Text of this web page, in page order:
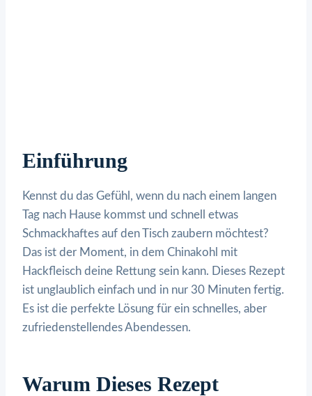
Einführung
Kennst du das Gefühl, wenn du nach einem langen
Tag nach Hause kommst und schnell etwas
Schmackhaftes auf den Tisch zaubern möchtest?
Das ist der Moment, in dem Chinakohl mit
Hackfleisch deine Rettung sein kann. Dieses Rezept
ist unglaublich einfach und in nur 30 Minuten fertig.
Es ist die perfekte Lösung für ein schnelles, aber
zufriedenstellendes Abendessen.
Warum Dieses Rezept